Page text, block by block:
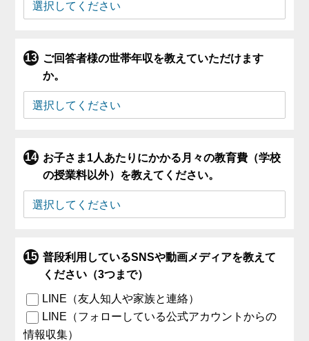
ご回答者様の世帯年収を教えていただけます
か。
お子さま1人あたりにかかる月々の教育費（学校
の授業料以外）を教えてください。
普段利用しているSNSや動画メディアを教えて
ください（3つまで）
LINE（友人知人や家族と連絡）
LINE（フォローしている公式アカウントからの
情報収集）